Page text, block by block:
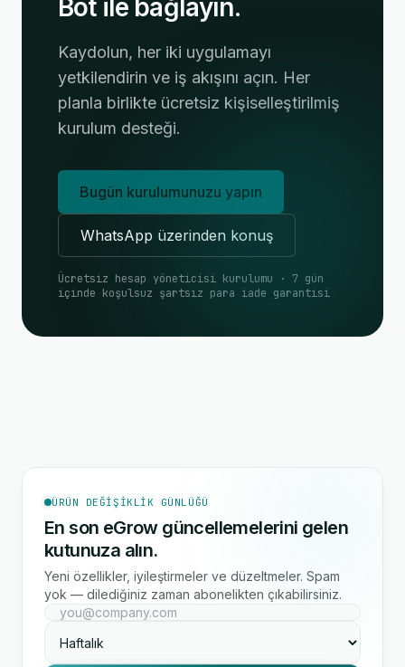
Bot ile bağlayın.
Kaydolun, her iki uygulamayı
yetkilendirin ve iş akışını açın. Her
planla birlikte ücretsiz kişiselleştirilmiş
kurulum desteği.
Bugün kurulumunuzu yapın
WhatsApp üzerinden konuş
Ücretsiz hesap yöneticisi kurulumu · 7 gün
içinde koşulsuz şartsız para iade garantisi
ÜRÜN DEĞIŞIKLIK GÜNLÜĞÜ
En son eGrow güncellemelerini gelen
kutunuza alın.
Yeni özellikler, iyileştirmeler ve düzeltmeler. Spam
yok — dilediğiniz zaman abonelikten çıkabilirsiniz.